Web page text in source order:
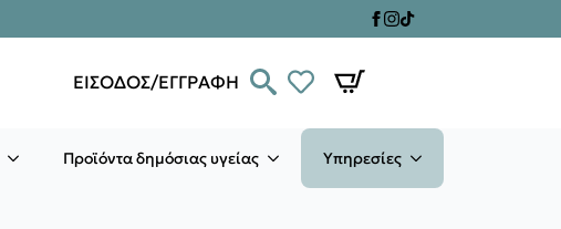
ΕΙΣΟΔΟΣ/ΕΓΓΡΑΦΗ
Προϊόντα δημόσιας υγείας Υπηρεσίες